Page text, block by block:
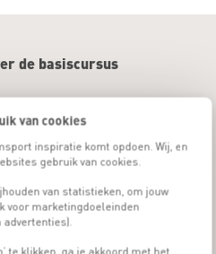
van cookies
inspiratie komt opdoen. Wij, en
gebruik van cookies.
van statistieken, om jouw
voor marketingdoeleinden
te klikken, ga je akkoord met het
de basiscursus
Super